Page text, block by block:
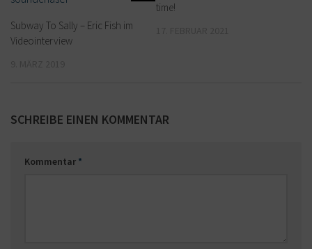
Subway To Sally – Eric Fish im
Videointerview
time!
SCHREIBE EINEN KOMMENTAR
Kommentar *